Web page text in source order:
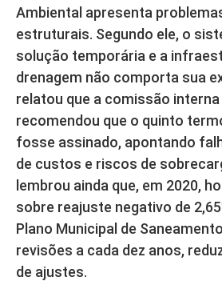
Ambiental apresenta
estruturais. Segundo ele, o
solução temporária e a
drenagem não comporta sua
relatou que a comissão interna
recomendou que o quinto
fosse assinado, apontando
de custos e riscos de
lembrou ainda que, em 2020,
sobre reajuste negativo de
Plano Municipal de
revisões a cada dez anos,
de ajustes.